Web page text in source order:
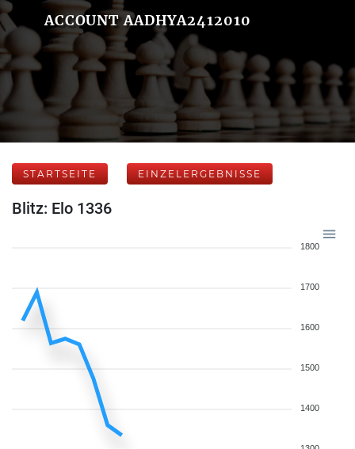
ACCOUNT AADHYA2412010
STARTSEITE EINZELERGEBNISSE
Blitz: Elo 1336
1800
1700
1600
1500
1400